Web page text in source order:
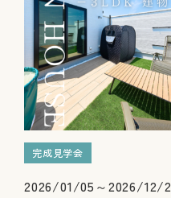
完成見学会
2026/01/05～2026/12/